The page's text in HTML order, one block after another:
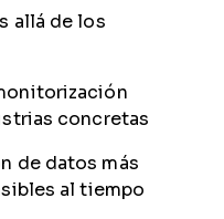
allá de los
concretas
de datos más
al tiempo